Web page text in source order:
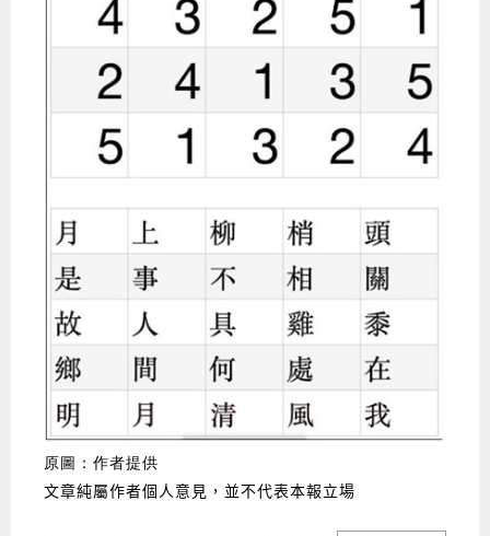
原圖：作者提供
文章純屬作者個人意見，並不代表本報立場